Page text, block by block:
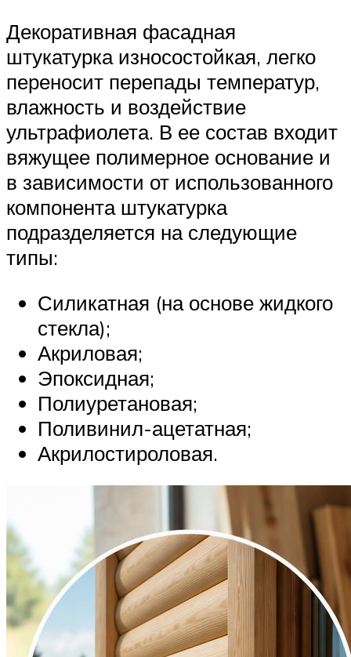
Декоративная фасадная
штукатурка износостойкая, легко
переносит перепады температур,
влажность и воздействие
ультрафиолета. В ее состав входит
вяжущее полимерное основание и
в зависимости от использованного
компонента штукатурка
подразделяется на следующие
типы:
Силикатная (на основе жидкого
стекла);
Акриловая;
Эпоксидная;
Полиуретановая;
Поливинил-ацетатная;
Акрилостироловая.